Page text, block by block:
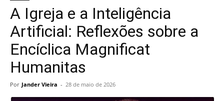
A Igreja e a Inteligência
Artificial: Reflexões sobre a
Encíclica Magnificat
Humanitas
Por Jander Vieira - 28 de maio de 2026